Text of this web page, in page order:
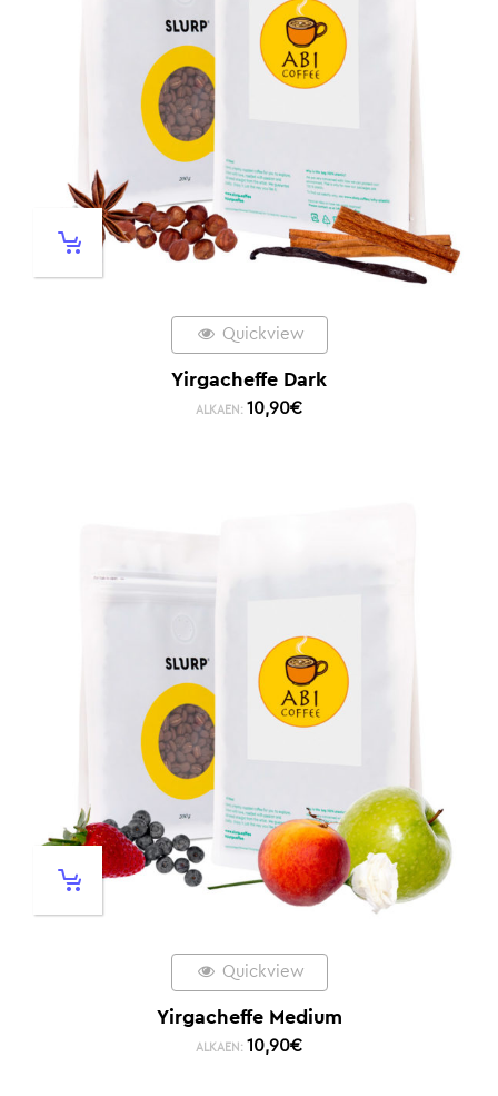
Quickview
Yirgacheffe Dark
ALKAEN: 10,90€
Quickview
Yirgacheffe Medium
ALKAEN: 10,90€